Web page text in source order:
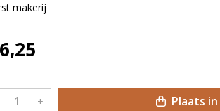
makerij
+ Plaats